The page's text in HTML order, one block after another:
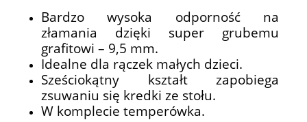
Bardzo wysoka odporność na
złamania dzięki super grubemu
grafitowi – 9,5 mm.
Idealne dla rączek małych dzieci.
Sześciokątny kształt zapobiega
zsuwaniu się kredki ze stołu.
W komplecie temperówka.